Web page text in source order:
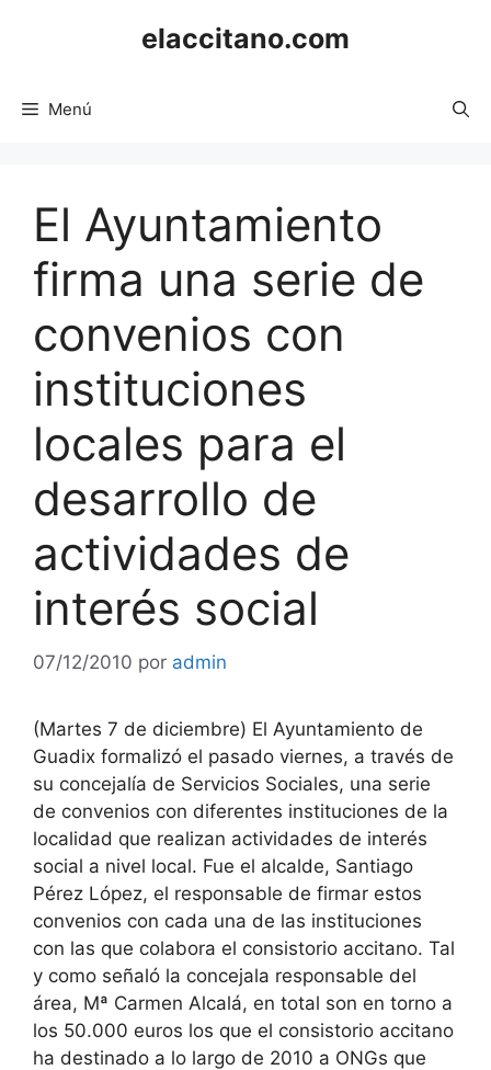
elaccitano.com
Menú
El Ayuntamiento
firma una serie de
convenios con
instituciones
locales para el
desarrollo de
actividades de
interés social
07/12/2010 por admin
(Martes 7 de diciembre) El Ayuntamiento de
Guadix formalizó el pasado viernes, a través de
su concejalía de Servicios Sociales, una serie
de convenios con diferentes instituciones de la
localidad que realizan actividades de interés
social a nivel local. Fue el alcalde, Santiago
Pérez López, el responsable de firmar estos
convenios con cada una de las instituciones
con las que colabora el consistorio accitano. Tal
y como señaló la concejala responsable del
área, Mª Carmen Alcalá, en total son en torno a
los 50.000 euros los que el consistorio accitano
ha destinado a lo largo de 2010 a ONGs que